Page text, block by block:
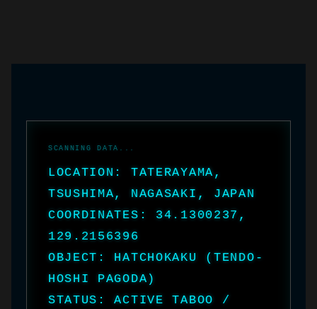
LOCATION: TATERAYAMA,
TSUSHIMA, NAGASAKI, JAPAN
COORDINATES: 34.1300237,
129.2156396
OBJECT: HATCHOKAKU (TENDO-
HOSHI PAGODA)
STATUS: ACTIVE TABOO /